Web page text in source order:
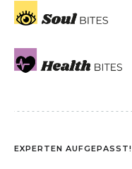
EXPERTEN AUFGEPASST!